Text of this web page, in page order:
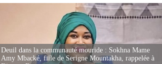
Deuil dans la communauté mouride : Sokhna Mame
Amy Mbacké, fille de Serigne Mountakha, rappelée à